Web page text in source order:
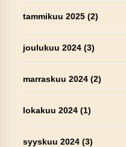
tammikuu 2025(2)
joulukuu 2024(3)
marraskuu 2024(2)
lokakuu 2024(1)
syyskuu 2024(3)